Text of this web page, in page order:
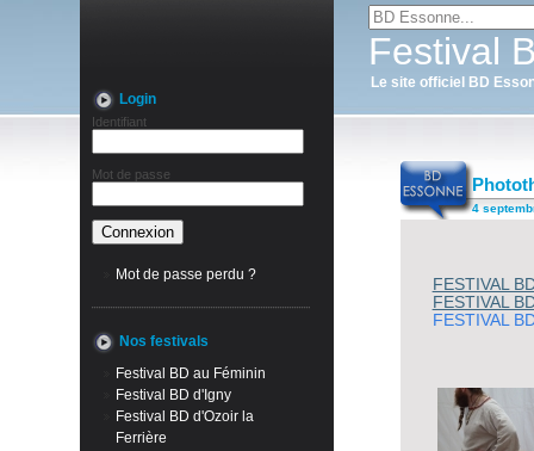
Festival
Le site officiel BD
Login
Identifiant
Mot de passe
Mot de passe perdu ?
Nos festivals
Festival BD au Féminin
Festival BD d'Igny
Festival BD d'Ozoir la
Ferrière
4
FESTIVAL
FESTIVAL
FESTIVAL